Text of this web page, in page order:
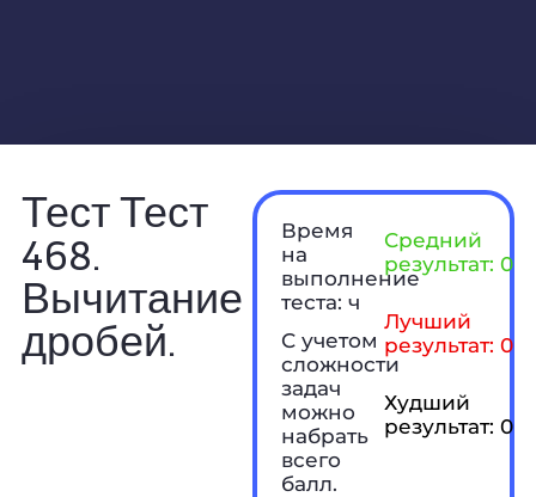
Тест Тест
468.
Вычитание
дробей.
Время
на
выполнение
теста: ч
С учетом
сложности
задач
можно
набрать
всего
балл.
Средний
результат: 0
Лучший
результат: 0
Худший
результат: 0